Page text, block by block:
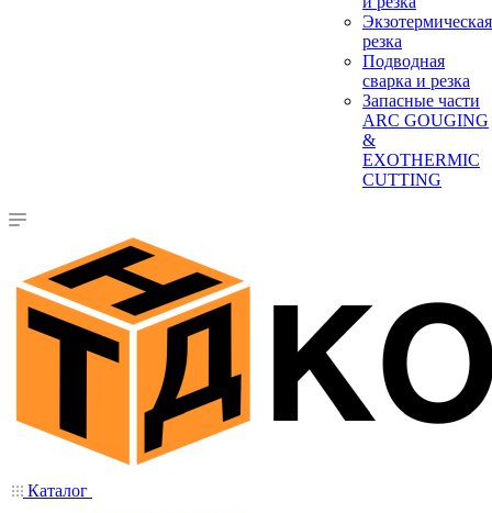
Экзотермическая
резка
Подводная
сварка и резка
Запасные части
ARC GOUGING
&
EXOTHERMIC
CUTTING
Каталог